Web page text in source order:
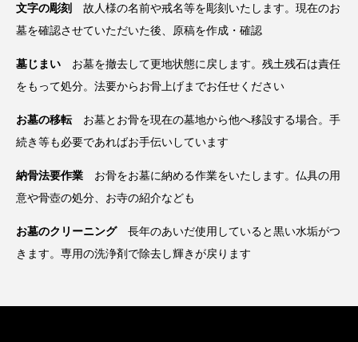
文字の彫刻
故人様の名前や戒名等を彫刻いたします。現在のお
墓を確認させていただいた後、原稿を作成・確認
墓じまい お墓を撤去して更地状態に戻します。残土残石は責任
をもって処分。法要からお骨上げまでお任せください
お墓の移転お墓とお骨を現在の墓地から他へ移設する場合。手
続き等も必要であればお手伝いしています
納骨法要作業 お骨をお墓に納める作業をいたします。仏具の用
意や骨壺の処分、お寺の紹介なども
お墓のクリーニング長年のあいだ使用していると黒い水垢がつ
きます。専用の洗浄剤で除去し輝きが戻ります